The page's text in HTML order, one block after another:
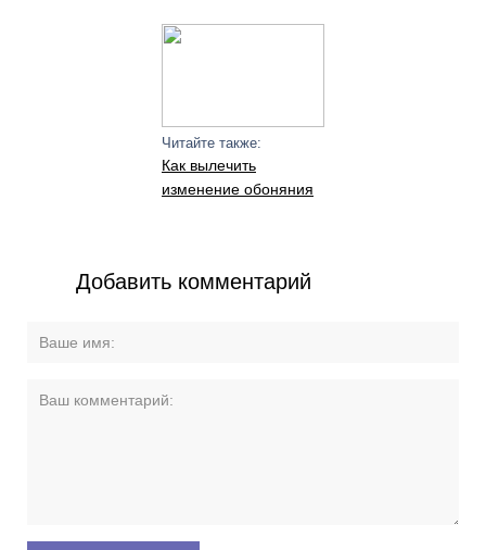
Читайте также:
Как вылечить
изменение обоняния
Добавить комментарий